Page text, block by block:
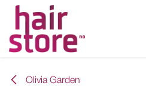
Skip to Content
Olivia Garden